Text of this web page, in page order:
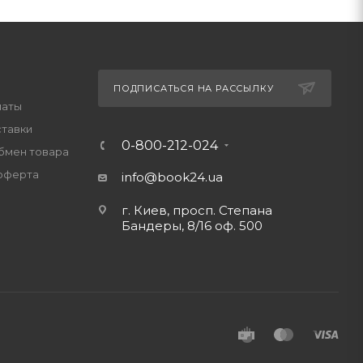
товара
ПОДПИСАТЬСЯ НА РАССЫЛКУ
0-800-212-024
info@book24.ua
г. Киев, просп. Степана
Бандеры, 8/16 оф. 500